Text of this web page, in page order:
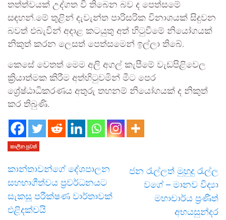
තත්ත්වයක් උද්ගත වී තිබෙන බව ද පෙත්සමේ
සඳහන්.මේ තුළින් දැවැන්ත පාරිසරික විනාශයක් සිදුවන
බවත් එබැවින් අදාළ කටයුතු අත් හිටුවීමේ නියෝගයක්
නිකුත් කරන ලෙසත් පෙත්සමෙන් ඉල්ලා තිබේ.
කෙසේ වෙතත් මෙම අලි අගල් කැපීමේ වැඩපිළිවෙල
ක්‍රියාත්මක කිරීම අත්හිටුවමින් මීට පෙර
ශ්‍රේෂ්ඨාධිකරණය අතුරු තහනම් නියෝගයක් ද නිකුත්
කර තිබුණි.
කාලීන පුවත්
කාන්තාවන්ගේ දේශපාලන
සහභාගීත්වය ප්‍රවර්ධනයට
සැකසූ පරීක්ෂණ වාර්තාවක්
එළිදක්වයි
ජන රැල්ලත් මුහුදු රැල්ල
වගේ – මානව විද්‍යා
මහාචාර්ය ප්‍රණීත්
අභයසුන්දර